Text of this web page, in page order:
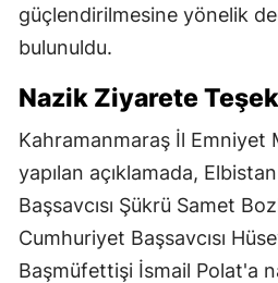
güçlendirilmesine yönelik
bulunuldu.
Nazik Ziyarete
Kahramanmaraş İl Emniyet
yapılan açıklamada,
Başsavcısı Şükrü Samet
Cumhuriyet Başsavcısı
Başmüfettişi İsmail Polat'a